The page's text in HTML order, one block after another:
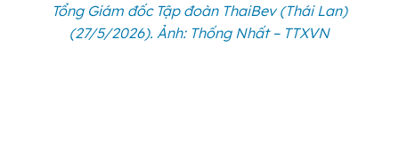
Tổng Giám đốc Tập đoàn ThaiBev (Thái Lan)
(27/5/2026). Ảnh: Thống Nhất – TTXVN